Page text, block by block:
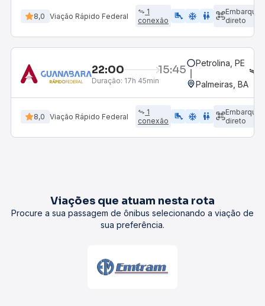
8,0 Viação Rápido Federal
1
conexão
airline_seat_legroom_extra ac_unit wc
Embarque
direto
22:00 15:45
Duração: 17h 45min
Petrolina, PE
Palmeiras, BA
8,0 Viação Rápido Federal
1
conexão
airline_seat_legroom_extra ac_unit wc
Embarque
direto
Viações que atuam nesta rota
Procure a sua passagem de ônibus selecionando a viação de
sua preferência.